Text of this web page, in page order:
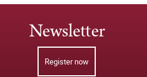
Newsletter
Register now